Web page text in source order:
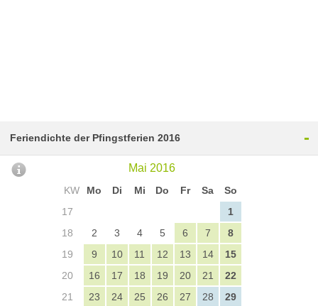
Feriendichte der Pfingstferien 2016 -
Mai 2016
KW Mo Di Mi Do Fr Sa
So
17
1
18
2 3 4 5 6 7
8
19
9 10 11 12 13 14
15
20
16 17 18 19 20 21
22
21
23 24 25 26 27 28
29